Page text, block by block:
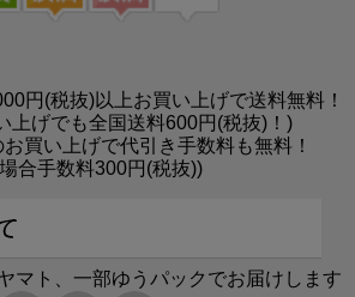
円(税抜)以上お買い上げで送料無料！
上げでも全国送料600円(税抜)！)
買い上げで代引き手数料も無料！
合手数料300円(税抜))
マト、一部ゆうパックでお届けします